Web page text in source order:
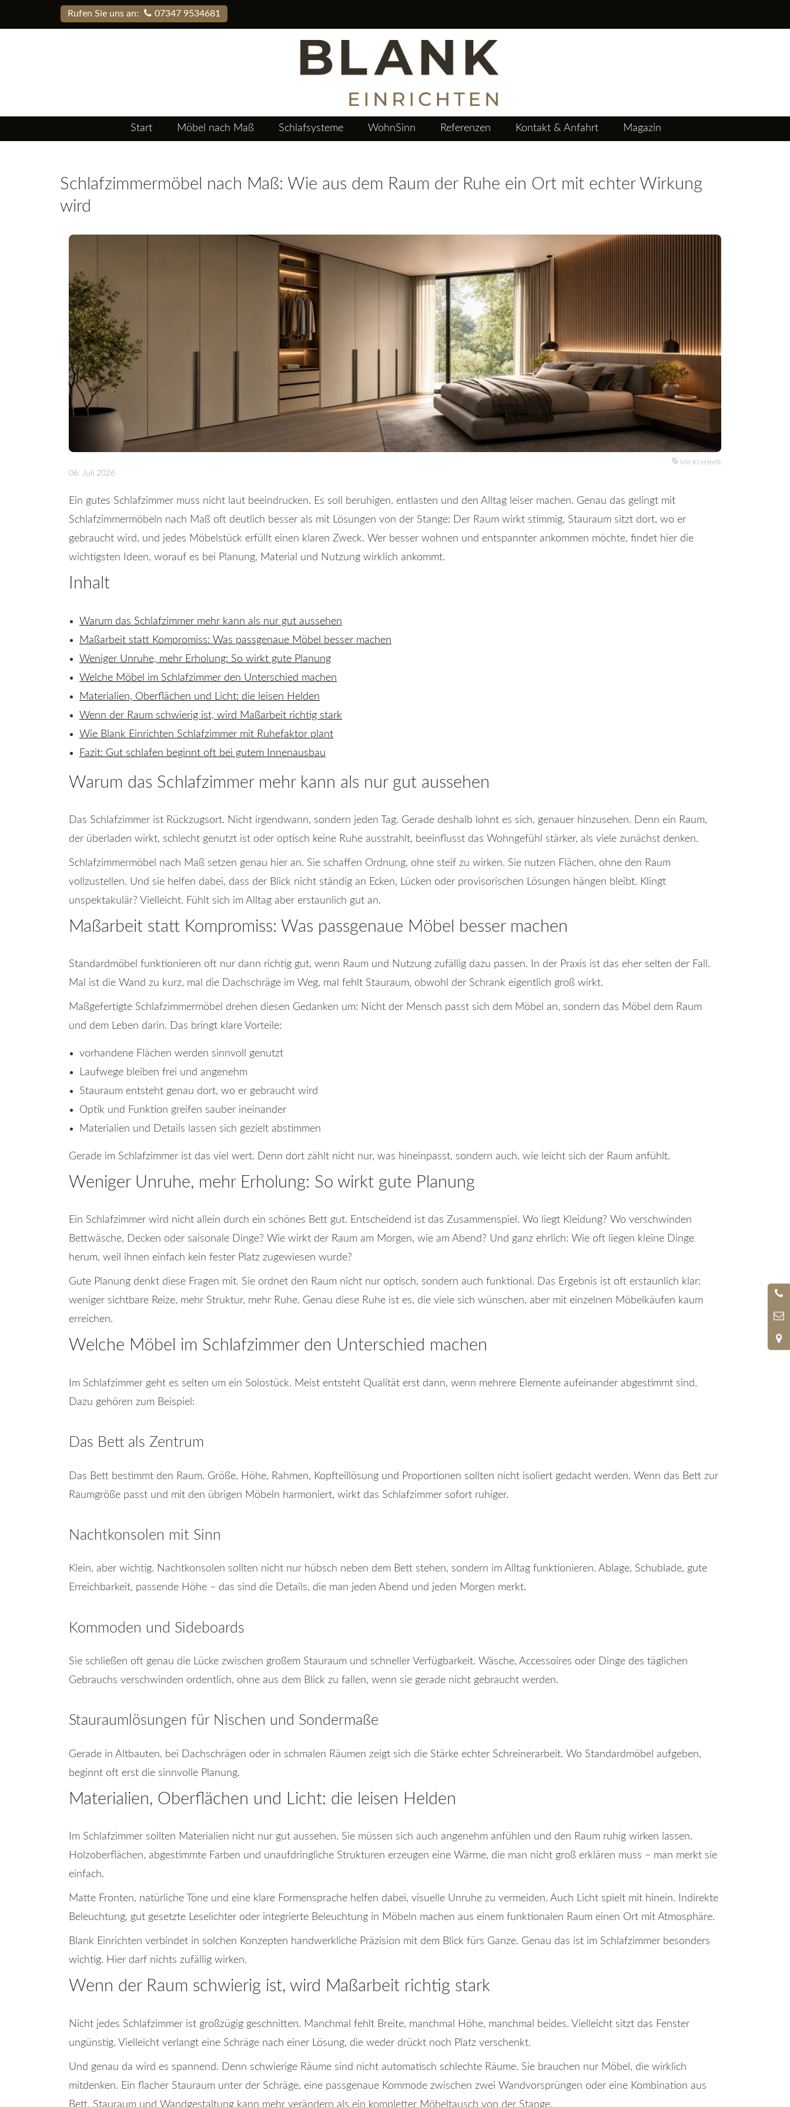
Rufen Sie uns an: 07347 9534681
Einrichten
Start Möbel nach Maß Schlafsysteme WohnSinn Referenzen Kontakt & Anfahrt Magazin
Schlafzimmermöbel nach Maß: Wie aus dem Raum der Ruhe ein Ort mit echter Wirkung
wird
Mit KI erstellt
06. Juli 2026
Ein gutes Schlafzimmer muss nicht laut beeindrucken. Es soll beruhigen, entlasten und den Alltag leiser machen. Genau das gelingt mit
Schlafzimmermöbeln nach Maß oft deutlich besser als mit Lösungen von der Stange: Der Raum wirkt stimmig, Stauraum sitzt dort, wo er
gebraucht wird, und jedes Möbelstück erfüllt einen klaren Zweck. Wer besser wohnen und entspannter ankommen möchte, findet hier die
wichtigsten Ideen, worauf es bei Planung, Material und Nutzung wirklich ankommt.
Inhalt
Warum das Schlafzimmer mehr kann als nur gut aussehen
Maßarbeit statt Kompromiss: Was passgenaue Möbel besser machen
Weniger Unruhe, mehr Erholung: So wirkt gute Planung
Welche Möbel im Schlafzimmer den Unterschied machen
Materialien, Oberflächen und Licht: die leisen Helden
Wenn der Raum schwierig ist, wird Maßarbeit richtig stark
Wie Blank Einrichten Schlafzimmer mit Ruhefaktor plant
Fazit: Gut schlafen beginnt oft bei gutem Innenausbau
Warum das Schlafzimmer mehr kann als nur gut aussehen
Das Schlafzimmer ist Rückzugsort. Nicht irgendwann, sondern jeden Tag. Gerade deshalb lohnt es sich, genauer hinzusehen. Denn ein Raum,
der überladen wirkt, schlecht genutzt ist oder optisch keine Ruhe ausstrahlt, beeinflusst das Wohngefühl stärker, als viele zunächst denken.
Schlafzimmermöbel nach Maß setzen genau hier an. Sie schaffen Ordnung, ohne steif zu wirken. Sie nutzen Flächen, ohne den Raum
vollzustellen. Und sie helfen dabei, dass der Blick nicht ständig an Ecken, Lücken oder provisorischen Lösungen hängen bleibt. Klingt
unspektakulär? Vielleicht. Fühlt sich im Alltag aber erstaunlich gut an.
Maßarbeit statt Kompromiss: Was passgenaue Möbel besser machen
Standardmöbel funktionieren oft nur dann richtig gut, wenn Raum und Nutzung zufällig dazu passen. In der Praxis ist das eher selten der Fall.
Mal ist die Wand zu kurz, mal die Dachschräge im Weg, mal fehlt Stauraum, obwohl der Schrank eigentlich groß wirkt.
Maßgefertigte Schlafzimmermöbel drehen diesen Gedanken um: Nicht der Mensch passt sich dem Möbel an, sondern das Möbel dem Raum
und dem Leben darin. Das bringt klare Vorteile:
vorhandene Flächen werden sinnvoll genutzt
Laufwege bleiben frei und angenehm
Stauraum entsteht genau dort, wo er gebraucht wird
Optik und Funktion greifen sauber ineinander
Materialien und Details lassen sich gezielt abstimmen
Gerade im Schlafzimmer ist das viel wert. Denn dort zählt nicht nur, was hineinpasst, sondern auch, wie leicht sich der Raum anfühlt.
Weniger Unruhe, mehr Erholung: So wirkt gute Planung
Ein Schlafzimmer wird nicht allein durch ein schönes Bett gut. Entscheidend ist das Zusammenspiel. Wo liegt Kleidung? Wo verschwinden
Bettwäsche, Decken oder saisonale Dinge? Wie wirkt der Raum am Morgen, wie am Abend? Und ganz ehrlich: Wie oft liegen kleine Dinge
herum, weil ihnen einfach kein fester Platz zugewiesen wurde?
Gute Planung denkt diese Fragen mit. Sie ordnet den Raum nicht nur optisch, sondern auch funktional. Das Ergebnis ist oft erstaunlich klar:
weniger sichtbare Reize, mehr Struktur, mehr Ruhe. Genau diese Ruhe ist es, die viele sich wünschen, aber mit einzelnen Möbelkäufen kaum
erreichen.
Welche Möbel im Schlafzimmer den Unterschied machen
Im Schlafzimmer geht es selten um ein Solostück. Meist entsteht Qualität erst dann, wenn mehrere Elemente aufeinander abgestimmt sind.
Dazu gehören zum Beispiel:
Das Bett als Zentrum
Das Bett bestimmt den Raum. Größe, Höhe, Rahmen, Kopfteillösung und Proportionen sollten nicht isoliert gedacht werden. Wenn das Bett zur
Raumgröße passt und mit den übrigen Möbeln harmoniert, wirkt das Schlafzimmer sofort ruhiger.
Nachtkonsolen mit Sinn
Klein, aber wichtig. Nachtkonsolen sollten nicht nur hübsch neben dem Bett stehen, sondern im Alltag funktionieren. Ablage, Schublade, gute
Erreichbarkeit, passende Höhe – das sind die Details, die man jeden Abend und jeden Morgen merkt.
Kommoden und Sideboards
Sie schließen oft genau die Lücke zwischen großem Stauraum und schneller Verfügbarkeit. Wäsche, Accessoires oder Dinge des täglichen
Gebrauchs verschwinden ordentlich, ohne aus dem Blick zu fallen, wenn sie gerade nicht gebraucht werden.
Stauraumlösungen für Nischen und Sondermaße
Gerade in Altbauten, bei Dachschrägen oder in schmalen Räumen zeigt sich die Stärke echter Schreinerarbeit. Wo Standardmöbel aufgeben,
beginnt oft erst die sinnvolle Planung.
Materialien, Oberflächen und Licht: die leisen Helden
Im Schlafzimmer sollten Materialien nicht nur gut aussehen. Sie müssen sich auch angenehm anfühlen und den Raum ruhig wirken lassen.
Holzoberflächen, abgestimmte Farben und unaufdringliche Strukturen erzeugen eine Wärme, die man nicht groß erklären muss – man merkt sie
einfach.
Matte Fronten, natürliche Töne und eine klare Formensprache helfen dabei, visuelle Unruhe zu vermeiden. Auch Licht spielt mit hinein. Indirekte
Beleuchtung, gut gesetzte Leselichter oder integrierte Beleuchtung in Möbeln machen aus einem funktionalen Raum einen Ort mit Atmosphäre.
Blank Einrichten verbindet in solchen Konzepten handwerkliche Präzision mit dem Blick fürs Ganze. Genau das ist im Schlafzimmer besonders
wichtig. Hier darf nichts zufällig wirken.
Wenn der Raum schwierig ist, wird Maßarbeit richtig stark
Nicht jedes Schlafzimmer ist großzügig geschnitten. Manchmal fehlt Breite, manchmal Höhe, manchmal beides. Vielleicht sitzt das Fenster
ungünstig. Vielleicht verlangt eine Schräge nach einer Lösung, die weder drückt noch Platz verschenkt.
Und genau da wird es spannend. Denn schwierige Räume sind nicht automatisch schlechte Räume. Sie brauchen nur Möbel, die wirklich
mitdenken. Ein flacher Stauraum unter der Schräge, eine passgenaue Kommode zwischen zwei Wandvorsprüngen oder eine Kombination aus
Bett, Stauraum und Wandgestaltung kann mehr verändern als ein kompletter Möbeltausch von der Stange.